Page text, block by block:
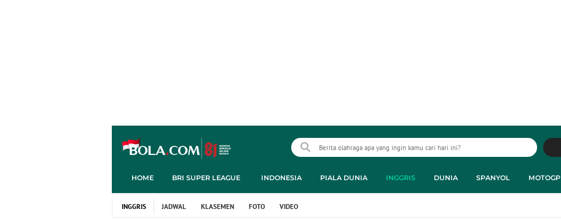
HOME BRI SUPER LEAGUE INDONESIA PIALA DUNIA INGGRIS DUNIA SPANYOL MOTOGP
INGGRIS JADWAL KLASEMEN FOTO VIDEO